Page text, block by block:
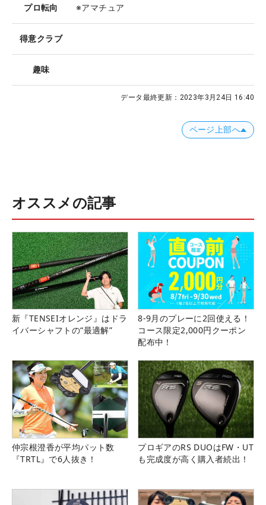
プロ転向 ※アマチュア
得意クラブ
趣味
データ最終更新： 2023年3月24日 16:40
ページ上部へ
オススメの記事
新『TENSEIオレンジ』はドラ
イバーシャフトの“最適解”
8-9月のプレーに2回使える！
コース限定2,000円クーポン
配布中！
仲宗根澄香が平均パット数
『TRTL』で6人抜き！
プロギアのRS DUOはFW・UT
も完成度が高く購入者続出！